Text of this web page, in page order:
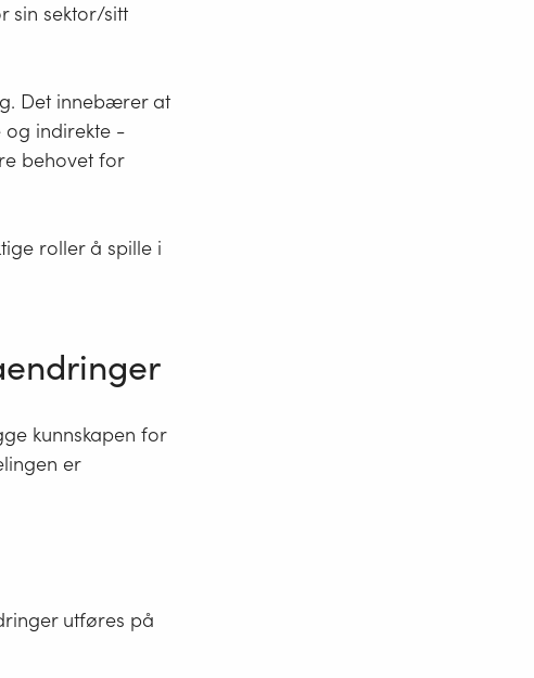
sin sektor/sitt
Det innebærer at
og indirekte -
behovet for
roller å spille i
kunnskapen for
er
utføres på